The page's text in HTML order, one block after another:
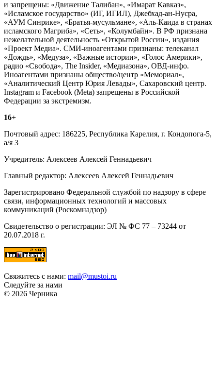
и запрещены: «Движение Талибан», «Имарат Кавказ»,
«Исламское государство» (ИГ, ИГИЛ), Джебхад-ан-Нусра,
«АУМ Синрике», «Братья-мусульмане», «Аль-Каида в странах
исламского Магриба», «Сеть», «Колумбайн». В РФ признана
нежелательной деятельность «Открытой России», издания
«Проект Медиа». СМИ-иноагентами признаны: телеканал
«Дождь», «Медуза», «Важные истории», «Голос Америки»,
радио «Свобода», The Insider, «Медиазона», ОВД-инфо.
Иноагентами признаны общество/центр «Мемориал»,
«Аналитический Центр Юрия Левады», Сахаровский центр.
Instagram и Facebook (Metа) запрещены в Российской
Федерации за экстремизм.
16+
Почтовый адрес: 186225, Республика Карелия, г. Кондопога-5,
а/я 3
Учредитель: Алексеев Алексей Геннадьевич
Главный редактор: Алексеев Алексей Геннадьевич
Зарегистрировано Федеральной службой по надзору в сфере
связи, информационных технологий и массовых
коммуникаций (Роскомнадзор)
Свидетельство о регистрации: ЭЛ № ФС 77 – 73244 от
20.07.2018 г.
Свяжитесь с нами: mail@mustoi.ru
Следуйте за нами
© 2026 Черника